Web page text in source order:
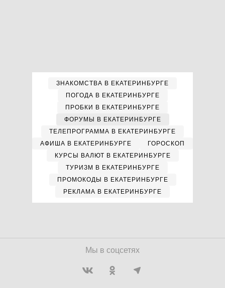
ЗНАКОМСТВА В ЕКАТЕРИНБУРГЕ
ПОГОДА В ЕКАТЕРИНБУРГЕ
ПРОБКИ В ЕКАТЕРИНБУРГЕ
ФОРУМЫ В ЕКАТЕРИНБУРГЕ
ТЕЛЕПРОГРАММА В ЕКАТЕРИНБУРГЕ
АФИША В ЕКАТЕРИНБУРГЕ
ГОРОСКОП
КУРСЫ ВАЛЮТ В ЕКАТЕРИНБУРГЕ
ТУРИЗМ В ЕКАТЕРИНБУРГЕ
ПРОМОКОДЫ В ЕКАТЕРИНБУРГЕ
РЕКЛАМА В ЕКАТЕРИНБУРГЕ
Мы в соцсетях